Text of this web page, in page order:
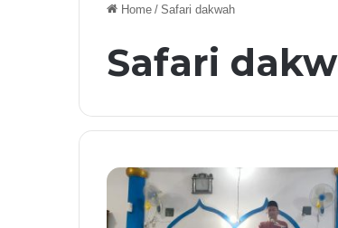
Home / Safari dakwah
Safari